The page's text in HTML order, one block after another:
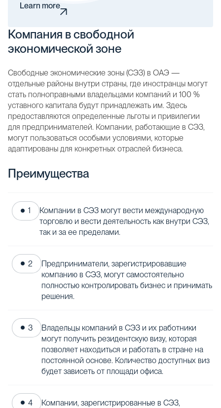
Learn more
Компания в свободной
экономической зоне
Свободные экономические зоны (СЭЗ) в ОАЭ —
отдельные районы внутри страны, где иностранцы могут
стать полноправными владельцами компаний и 100 %
уставного капитала будут принадлежать им. Здесь
предоставляются определенные льготы и привилегии
для предпринимателей. Компании, работающие в СЭЗ,
могут пользоваться особыми условиями, которые
адаптированы для конкретных отраслей бизнеса.
Преимущества
Компании в СЭЗ могут вести международную
торговлю и вести деятельность как внутри СЭЗ,
так и за ее пределами.
Предприниматели, зарегистрировавшие
компанию в СЭЗ, могут самостоятельно
полностью контролировать бизнес и принимать
решения.
Владельцы компаний в СЭЗ и их работники
могут получить резидентскую визу, которая
позволяет находиться и работать в стране на
постоянной основе. Количество доступных виз
будет зависеть от площади офиса.
Компании, зарегистрированные в СЭЗ,